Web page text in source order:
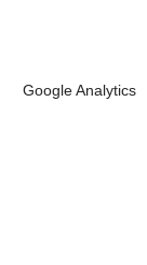
Google Analytics